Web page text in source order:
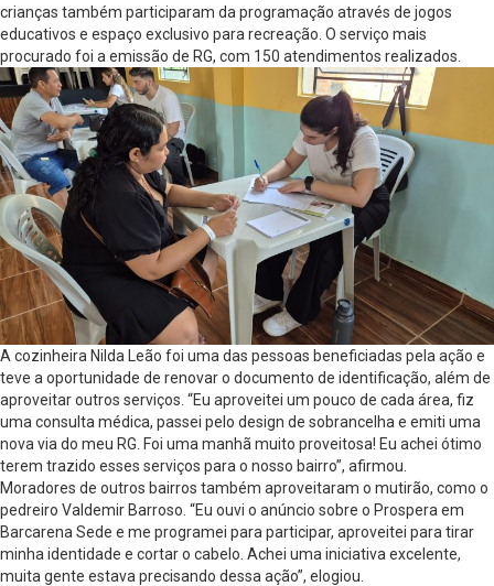
crianças também participaram da programação através de jogos
educativos e espaço exclusivo para recreação. O serviço mais
procurado foi a emissão de RG, com 150 atendimentos realizados.
A cozinheira Nilda Leão foi uma das pessoas beneficiadas pela ação e
teve a oportunidade de renovar o documento de identificação, além de
aproveitar outros serviços. “Eu aproveitei um pouco de cada área, fiz
uma consulta médica, passei pelo design de sobrancelha e emiti uma
nova via do meu RG. Foi uma manhã muito proveitosa! Eu achei ótimo
terem trazido esses serviços para o nosso bairro”, afirmou.
Moradores de outros bairros também aproveitaram o mutirão, como o
pedreiro Valdemir Barroso. “Eu ouvi o anúncio sobre o Prospera em
Barcarena Sede e me programei para participar, aproveitei para tirar
minha identidade e cortar o cabelo. Achei uma iniciativa excelente,
muita gente estava precisando dessa ação”, elogiou.